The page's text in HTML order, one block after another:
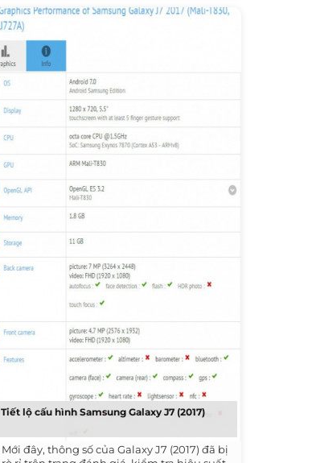
Tiết lộ cấu hình Samsung Galaxy J7 (2017)
Mới đây, thông số của Galaxy J7 (2017) đã bị